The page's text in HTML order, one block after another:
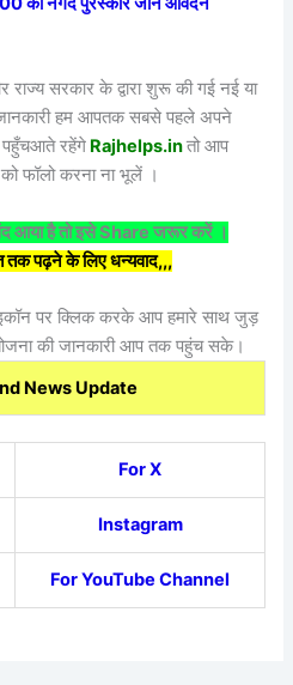
सरकार के द्वारा शुरू की गई नई या
जानकारी हम आपतक सबसे पहले अपने
रहेंगे Rajhelps.inतो आप
को फॉलो करना ना भूलें ।
आया है तो इसे Share जरूर करें ।
पढ़ने के लिए धन्यवाद,,,
पर क्लिक करके आप हमारे साथ जुड़
की जानकारी आप तक पहुंच सके।
News Update
For X
Instagram
For YouTube Channel